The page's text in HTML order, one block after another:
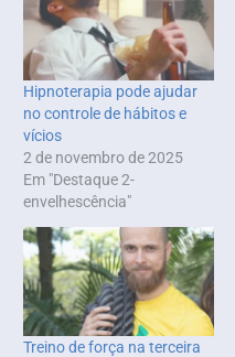
Hipnoterapia pode ajudar
no controle de hábitos e
vícios
2 de novembro de 2025
Em "Destaque 2-
envelhescência"
Treino de força na terceira